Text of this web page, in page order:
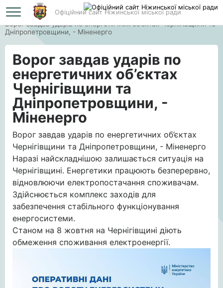
Офіційний сайт Ніжинської міської ради
Головна
Ворог завдав ударів по енергетичних об’єктах Чернігівщини та
Дніпропетровщини, - Міненерго
Ворог завдав ударів по
енергетичних об’єктах
Чернігівщини та
Дніпропетровщини, -
Міненерго
Ворог завдав ударів по енергетичних об’єктах
Чернігівщини та Дніпропетровщини, - Міненерго
Наразі найскладнішою залишається ситуація на
Чернігівщині. Енергетики працюють безперервно,
відновлюючи електропостачання споживачам.
Здійснюється комплекс заходів для
забезпечення стабільного функціонування
енергосистеми.
Станом на 8 жовтня на Чернігівщині діють
обмеження споживання електроенергії.